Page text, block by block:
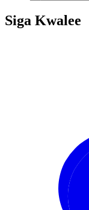
Siga Kwalee